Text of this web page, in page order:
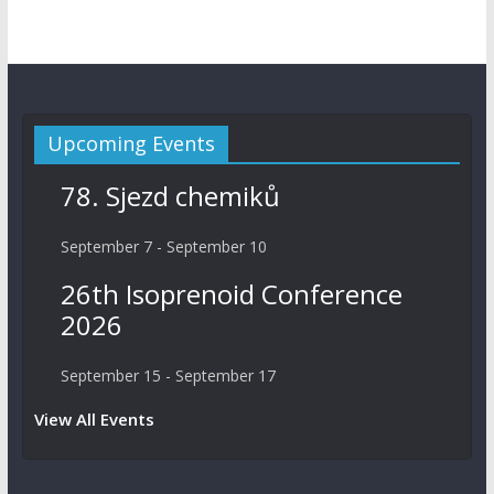
Upcoming Events
78. Sjezd chemiků
September 7- September 10
26th Isoprenoid Conference
2026
September 15 - September 17
View All Events